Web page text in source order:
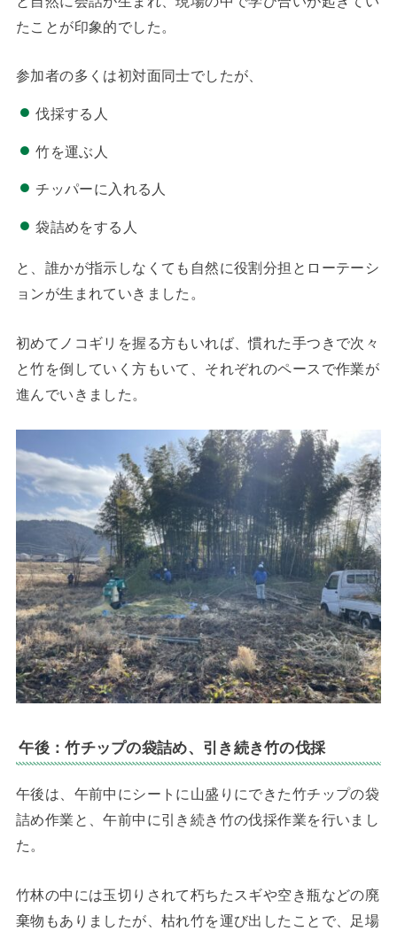
たことが印象的でした。
参加者の多くは初対面同士でしたが、
伐採する人
竹を運ぶ人
チッパーに入れる人
袋詰めをする人
と、誰かが指示しなくても自然に役割分担とローテーシ
ョンが生まれていきました。
初めてノコギリを握る方もいれば、慣れた手つきで次々
と竹を倒していく方もいて、それぞれのペースで作業が
進んでいきました。
午後：竹チップの袋詰め、引き続き竹の伐採
午後は、午前中にシートに山盛りにできた竹チップの袋
詰め作業と、午前中に引き続き竹の伐採作業を行いまし
た。
竹林の中には玉切りされて朽ちたスギや空き瓶などの廃
棄物もありましたが、枯れ竹を運び出したことで、足場